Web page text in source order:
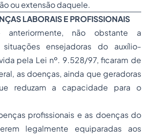
ou extensão daquele.
LABORAIS E PROFISSIONAIS
anteriormente, não obstante a
ensejadoras do auxílio-
pela Lei nº. 9.528/97, ficaram de
as doenças, ainda que geradoras
reduzam a capacidade para o
profissionais e as doenças do
legalmente equiparadas aos